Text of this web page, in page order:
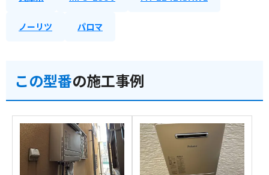
ノーリツ パロマ
この型番の施工事例